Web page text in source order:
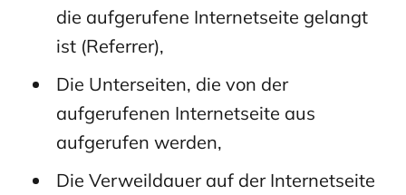
die aufgerufene Internetseite gelangt
ist (Referrer),
Die Unterseiten, die von der
aufgerufenen Internetseite aus
aufgerufen werden,
Die Verweildauer auf der Internetseite